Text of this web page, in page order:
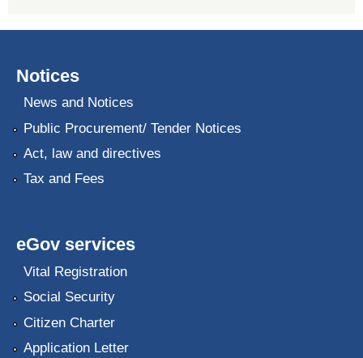
Notices
News and Notices
Public Procurement/ Tender Notices
Act, law and directives
Tax and Fees
eGov services
Vital Registration
Social Security
Citizen Charter
Application Letter